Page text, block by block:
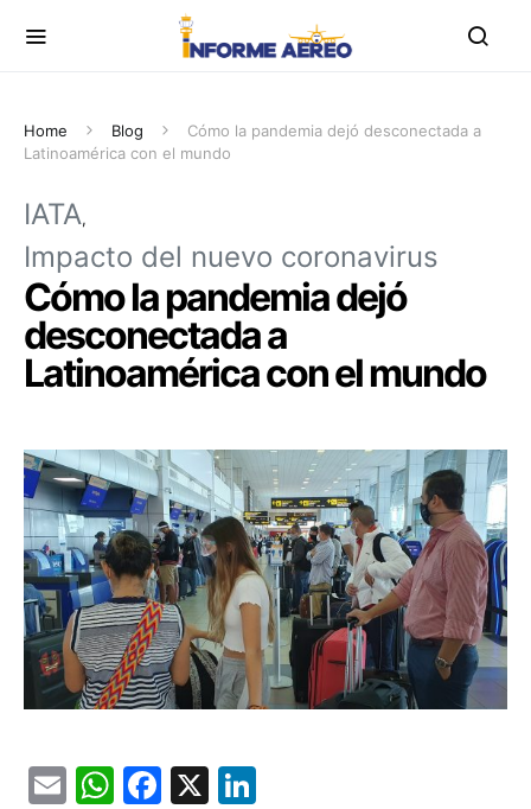
Home Blog
Cómo la pandemia dejó desconectada a
Latinoamérica con el mundo
IATA
Impacto del nuevo coronavirus
Cómo la pandemia dejó
desconectada a
Latinoamérica con el mundo
EmailWhatsApp
Facebook
X